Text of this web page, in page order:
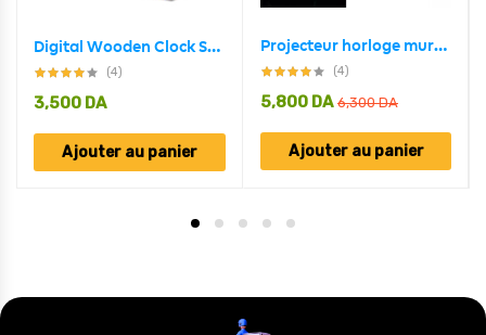
Digital Wooden Clock Sound Control VST-879
(4)
3,500 DA
Ajouter au panier
Projecteur horloge mural HD Rotation à 180 degrés 2 mode et 4 couleur
(4)
6,300DA
5,800 DA
Ajouter au panier